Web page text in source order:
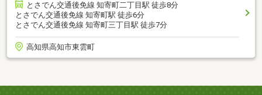
とさでん交通後免線 知寄町二丁目駅 徒歩8分
とさでん交通後免線 知寄町駅 徒歩6分
とさでん交通後免線 知寄町三丁目駅 徒歩7分
高知県高知市東雲町